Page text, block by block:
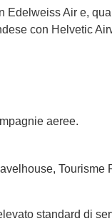
Air e,
con Helvetic
aeree.
Tourisme
standard di